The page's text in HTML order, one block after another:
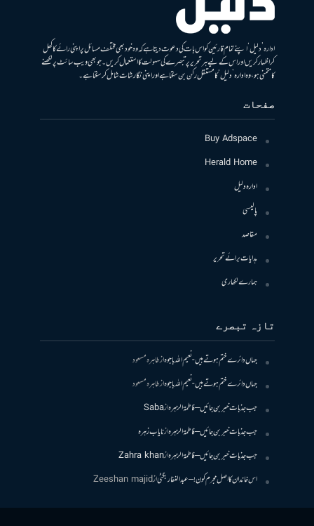
ادارہ ’دلیل‘ اپنے تمام قارئین کو اس بات کی دعوت دیتا ہے کہ وہ خود بھی مختلف مسائل پر اپنی رائے کا کھل
کر اظہار کریں اور اس کے لیے ہر تحریر پر تبصرے کی سہولت کا استعمال کریں۔ جو بھی ویب سائٹ پر لکھنے
کا متمنی ہو، وہ ادارہ ’دلیل‘ کا مستقل رکن بن سکتا ہے اور اپنی نگارشات شامل کرسکتا ہے۔
صفحات
Buy Adspace
Herald Home
ادارہ دلیل
پالیسی
مقاصد
ہدایات برائے تحریر
ہمارے لکھاری
تازہ تبصرے
جہاں دائرے ختم ہوتے ہیں- نعیم اللہ باجوہازطاہرہ مسعود
جہاں دائرے ختم ہوتے ہیں- نعیم اللہ باجوہازطاہرہ مسعود
جب جذبات خبر بن جائیں – فاطمۃالزہرہازSaba
جب جذبات خبر بن جائیں – فاطمۃالزہرہازنایاب زہرہ
جب جذبات خبر بن جائیں – فاطمۃالزہرہازZahra khan
اس خاندان کا اصل مجرم کون! – عبدالغفار بگٹیازZeeshan majid